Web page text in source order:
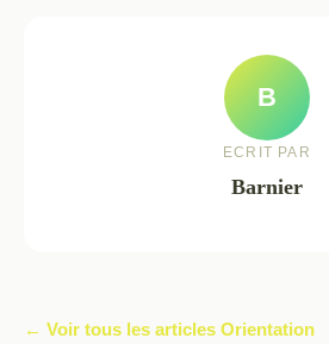
B
ECRIT PAR
Barnier
← Voir tous les articles Orientation